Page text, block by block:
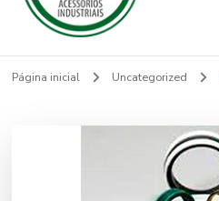
Sertved
Página inicial Uncategorized